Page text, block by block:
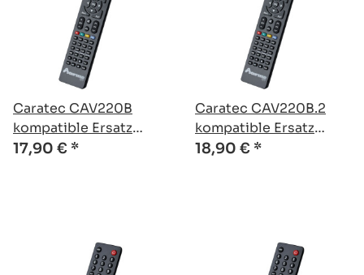
Caratec CAV220B
kompatible Ersatz
Fernbedienung
17,90 € *
Caratec CAV220B.2
kompatible Ersatz
Fernbedienung
18,90 € *